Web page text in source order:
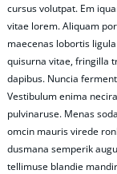
cursus volutpat. Em
vitae lorem. Aliquam
maecenas lobortis
quisurna vitae, fringilla
dapibus. Nuncia
Vestibulum enima
pulvinaruse. Menas
omcin mauris virede
dusmana semperik
tellimuse blandie